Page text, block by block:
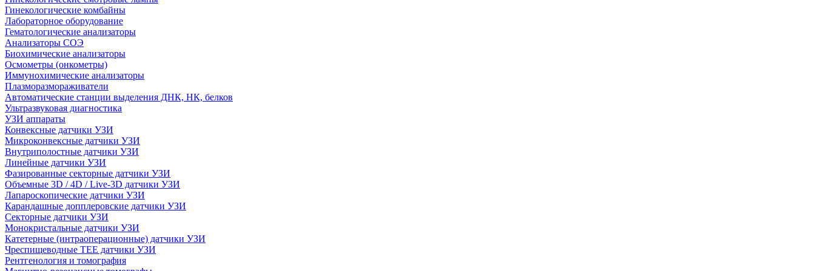
Гинекологические комбайны
Лабораторное оборудование
Гематологические анализаторы
Анализаторы СОЭ
Биохимические анализаторы
Осмометры (онкометры)
Иммунохимические анализаторы
Плазморазмораживатели
Автоматические станции выделения ДНК, НК, белков
Ультразвуковая диагностика
УЗИ аппараты
Конвексные датчики УЗИ
Микроконвексные датчики УЗИ
Внутриполостные датчики УЗИ
Линейные датчики УЗИ
Фазированные секторные датчики УЗИ
Объемные 3D / 4D / Live-3D датчики УЗИ
Лапароскопические датчики УЗИ
Карандашные допплеровские датчики УЗИ
Секторные датчики УЗИ
Монокристальные датчики УЗИ
Катетерные (интраоперационные) датчики УЗИ
Чреспищеводные TEE датчики УЗИ
Рентгенология и томография